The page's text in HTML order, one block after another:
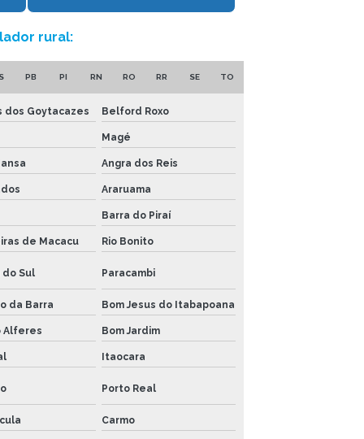
VENTILADOR INDUSTRIAL PARA
VENTILADOR MÓVEL INDUSTRIAL
VENTILADOR PARA OFICINAS
VENTILADOR DE PAREDE
VENTILADOR RURAL
VENTILADOR PARA SUÍNOS
VENTILADOR DE TETO INDUSTRIAL
VENTILADOR PARA VACAS
rural:
PB PI RN RO RR SE TO
dos Goytacazes Belford Roxo
Magé
Angra dos Reis
Araruama
Barra do Piraí
de Macacu Rio Bonito
do Sul Paracambi
da Barra Bom Jesus do Itabapoana
Alferes Bom Jardim
Itaocara
Porto Real
Carmo